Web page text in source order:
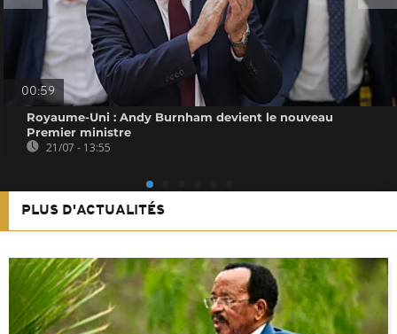
00:59
Royaume-Uni : Andy Burnham devient le nouveau
Premier ministre
21/07 - 13:55
PLUS D'ACTUALITÉS